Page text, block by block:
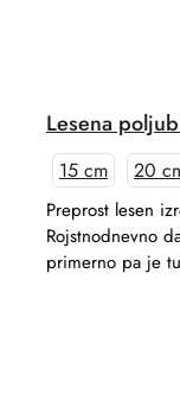
Lesena
Preprost lesen
Rojstnodnevno
primerno pa je
15 cm 20